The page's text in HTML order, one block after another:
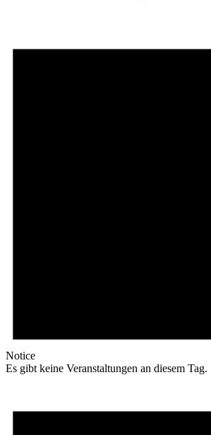
Notice
Es gibt keine Veranstaltungen an diesem Tag.